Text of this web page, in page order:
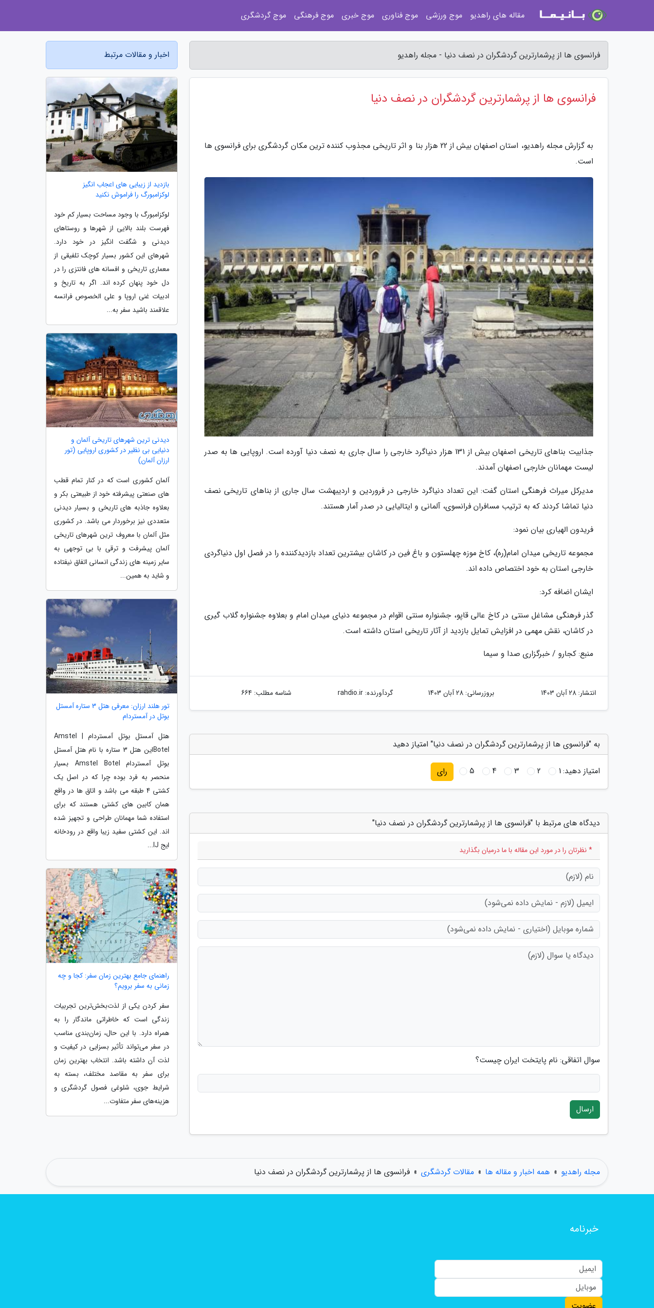
فرانسوی ها از پرشمارترین گردشگران در نصف دنیا - مجله راهدیو
فرانسوی ها از پرشمارترین گردشگران در نصف دنیا
به گزارش مجله راهدیو، استان اصفهان بیش از 22 هزار بنا و اثر تاریخی مجذوب کننده ترین مکان گردشگری برای فرانسوی ها
است.
جذابیت بناهای تاریخی اصفهان بیش از 131 هزار دنیاگرد خارجی را سال جاری به نصف دنیا آورده است. اروپایی ها به صدر
لیست مهمانان خارجی اصفهان آمدند.
مدیرکل میراث فرهنگی استان گفت: این تعداد دنیاگرد خارجی در فروردین و اردیبهشت سال جاری از بناهای تاریخی نصف
دنیا تماشا کردند که به ترتیب مسافران فرانسوی، آلمانی و ایتالیایی در صدر آمار هستند.
فریدون الهیاری بیان نمود:
مجموعه تاریخی میدان امام(ره)، کاخ موزه چهلستون و باغ فین در کاشان بیشترین تعداد بازدیدکننده را در فصل اول دنیاگردی
خارجی استان به خود اختصاص داده اند.
ایشان اضافه کرد:
گذر فرهنگی مشاغل سنتی در کاخ عالی قاپو، جشنواره سنتی اقوام در مجموعه دنیای میدان امام و بعلاوه جشنواره گلاب گیری
در کاشان، نقش مهمی در افزایش تمایل بازدید از آثار تاریخی استان داشته است.
منبع: کجارو / خبرگزاری صدا و سیما
انتشار: 28 آبان 1403 بروزرسانی: 28 آبان 1403 گردآورنده:rahdio.ir شناسه مطلب: 664
به "فرانسوی ها از پرشمارترین گردشگران در نصف دنیا" امتیاز دهید
امتیاز دهید:1
2
3
4
5 رای
دیدگاه های مرتبط با "فرانسوی ها از پرشمارترین گردشگران در نصف دنیا"
* نظرتان را در مورد این مقاله با ما درمیان بگذارید
سوال اتفاقی: نام پایتخت ایران چیست؟
ارسال
اخبار و مقالات مرتبط
بازدید از زیبایی های اعجاب انگیز
لوکزامبورگ را فراموش نکنید
لوکزامبورگ با وجود مساحت بسیار کم خود
فهرست بلند بالایی از شهرها و روستاهای
دیدنی و شگفت انگیز در خود دارد.
شهرهای این کشور بسیار کوچک تلفیقی از
معماری تاریخی و افسانه های فانتزی را در
دل خود پنهان کرده اند. اگر به تاریخ و
ادبیات غنی اروپا و علی الخصوص فرانسه
علاقمند باشید سفر به...
دیدنی ترین شهرهای تاریخی آلمان و
دنیایی بی نظیر در کشوری اروپایی (تور
ارزان آلمان)
آلمان کشوری است که در کنار تمام قطب
های صنعتی پیشرفته خود از طبیعتی بکر و
بعلاوه جاذبه های تاریخی و بسیار دیدنی
متعددی نیز برخوردار می باشد. در کشوری
مثل آلمان با معروف ترین شهرهای تاریخی
آلمان پیشرفت و ترقی با بی توجهی به
سایر زمینه های زندگی انسانی اتفاق نیفتاده
و شاید به همین...
تور هلند ارزان: معرفی هتل 3 ستاره آمستل
بوتل در آمستردام
هتل آمستل بوتل آمستردام | Amstel
Botelاین هتل 3 ستاره با نام هتل آمستل
بوتل آمستردام Amstel Botel بسیار
منحصر به فرد بوده چرا که در اصل یک
کشتی 4 طبقه می باشد و اتاق ها در واقع
همان کابین های کشتی هستند که برای
استفاده شما مهمانان طراحی و تجهیز شده
اند. این کشتی سفید زیبا واقع در رودخانه
ایج IJ...
راهنمای جامع بهترین زمان سفر: کجا و چه
زمانی به سفر برویم؟
سفر کردن یکی از لذت‌بخش‌ترین تجربیات
زندگی است که خاطراتی ماندگار را به
همراه دارد. با این حال، زمان‌بندی مناسب
در سفر می‌تواند تأثیر بسزایی در کیفیت و
لذت آن داشته باشد. انتخاب بهترین زمان
برای سفر به مقاصد مختلف، بسته به
شرایط جوی، شلوغی فصول گردشگری و
هزینه‌های سفر متفاوت...
مجله راهدیو » همه اخبار و مقاله ها » مقالات گردشگری » فرانسوی ها از پرشمارترین گردشگران در نصف دنیا
مقاله های راهدیو موج ورزشی موج فناوری موج خبری موج فرهنگی موج گردشگری
خبرنامه